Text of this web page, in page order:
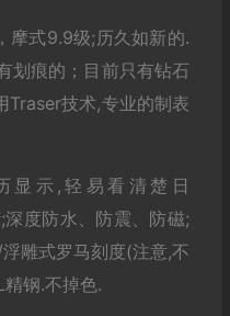
摩式9.9级;历久如新的.
划痕的；目前只有钻石
Traser技术,专业的制表
显示,轻易看清楚日
深度防水、防震、防磁;
雕式罗马刻度(注意,不
钢.不掉色.